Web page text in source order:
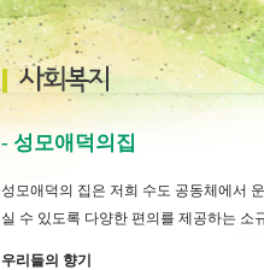
- 성모애덕의집
성모애덕의 집은 저희 수도 공동체에서
실 수 있도록 다양한 편의를 제공하는 소
우리들의 향기